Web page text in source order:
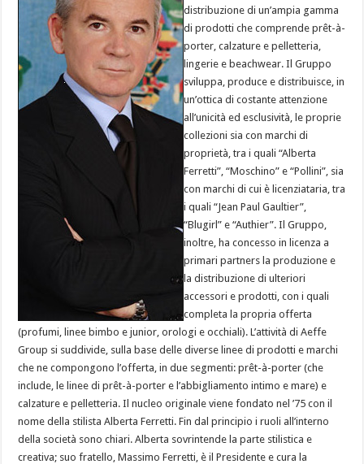
distribuzione di un’ampia gamma
di prodotti che comprende prêt-à-
porter, calzature e pelletteria,
lingerie e beachwear. Il Gruppo
sviluppa, produce e distribuisce, in
un’ottica di costante attenzione
all’unicità ed esclusività, le proprie
collezioni sia con marchi di
proprietà, tra i quali “Alberta
Ferretti”, “Moschino” e “Pollini”, sia
con marchi di cui è licenziataria, tra
i quali “Jean Paul Gaultier”,
“Blugirl” e “Authier”. Il Gruppo,
inoltre, ha concesso in licenza a
primari partners la produzione e
la distribuzione di ulteriori
accessori e prodotti, con i quali
completa la propria offerta
(profumi, linee bimbo e junior, orologi e occhiali). L’attività di Aeffe
Group si suddivide, sulla base delle diverse linee di prodotti e marchi
che ne compongono l’offerta, in due segmenti: prêt-à-porter (che
include, le linee di prêt-à-porter e l’abbigliamento intimo e mare) e
calzature e pelletteria. Il nucleo originale viene fondato nel ’75 con il
nome della stilista Alberta Ferretti. Fin dal principio i ruoli all’interno
della società sono chiari. Alberta sovrintende la parte stilistica e
creativa; suo fratello, Massimo Ferretti, è il Presidente e cura la